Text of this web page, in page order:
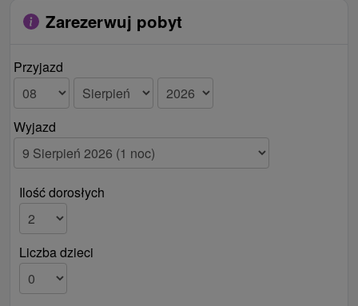
Zarezerwuj pobyt
Przyjazd
Wyjazd
Ilość dorosłych
Liczba dzieci